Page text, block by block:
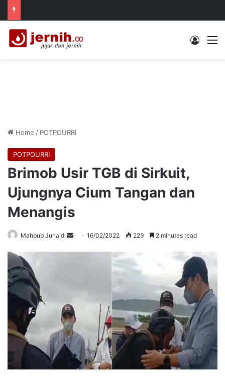
Log In
Home / POTPOURRI
POTPOURRI
Brimob Usir TGB di Sirkuit,
Ujungnya Cium Tangan dan
Menangis
Mahbub Junaidi
Send16/02/2022 229 2 minutes read